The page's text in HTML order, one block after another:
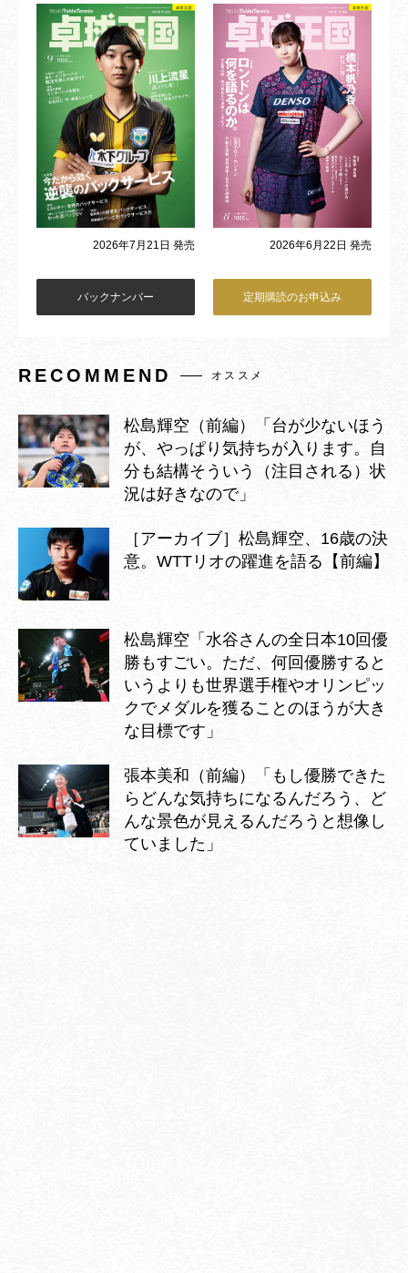
2026年7月21日 発売 2026年6月22日 発売
バックナンバー 定期購読のお申込み
RECOMMEND オススメ
松島輝空（前編）「台が少ないほう
が、やっぱり気持ちが入ります。自
分も結構そういう（注目される）状
況は好きなので」
［アーカイブ］松島輝空、16歳の決
意。WTTリオの躍進を語る【前編】
松島輝空「水谷さんの全日本10回優
勝もすごい。ただ、何回優勝すると
いうよりも世界選手権やオリンピッ
クでメダルを獲ることのほうが大き
な目標です」
張本美和（前編）「もし優勝できた
らどんな気持ちになるんだろう、ど
んな景色が見えるんだろうと想像し
ていました」